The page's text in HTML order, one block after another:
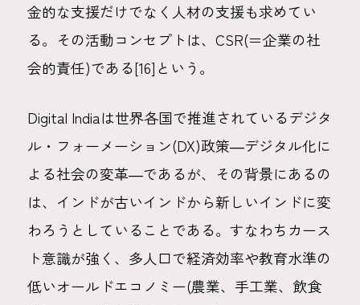
金的な支援だけでなく人材の支援も求めてい
る。その活動コンセプトは、CSR(＝企業の社
会的責任)である[16]という。
Digital Indiaは世界各国で推進されているデジタ
ル・フォーメーション(DX)政策―デジタル化に
よる社会の変革―であるが、その背景にあるの
は、インドが古いインドから新しいインドに変
わろうとしていることである。すなわちカース
ト意識が強く、多人口で経済効率や教育水準の
低いオールドエコノミー(農業、手工業、飲食